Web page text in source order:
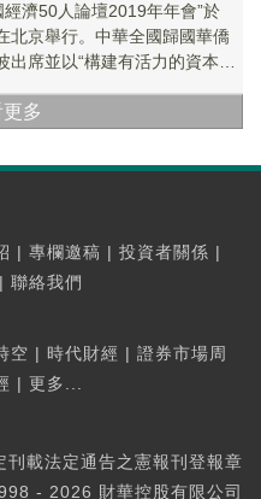
經濟50人論壇2019年年會”於
北京舉行。中華全國歸國華僑
出席並以“構建有活力的資本市
多
| 專欄邀稿 | 投資者關係 |
| 聯絡我們
空 | 時代財經 | 證券市場周
| 更多...
刊載法定通告之憲報刊登報章
- 2026 財華控股有限公司